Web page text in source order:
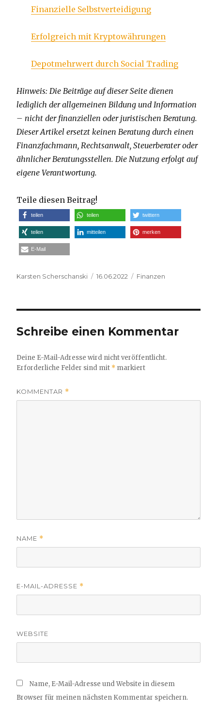
Finanzielle Selbstverteidigung
Erfolgreich mit Kryptowährungen
Depotmehrwert durch Social Trading
Hinweis: Die Beiträge auf dieser Seite dienen
lediglich der allgemeinen Bildung und Information
– nicht der finanziellen oder juristischen Beratung.
Dieser Artikel ersetzt keinen Beratung durch einen
Finanzfachmann, Rechtsanwalt, Steuerberater oder
ähnlicher Beratungsstellen. Die Nutzung erfolgt auf
eigene Verantwortung.
Teile diesen Beitrag!
teilen teilen twittern
teilen mitteilen merken
E-Mail
Autor
Karsten Scherschanski
Veröffentlicht
16.06.2022 Kategorien
Finanzen
Schreibe einen Kommentar
Deine E-Mail-Adresse wird nicht veröffentlicht.
Erforderliche Felder sind mit * markiert
KOMMENTAR *
NAME *
E-MAIL-ADRESSE *
WEBSITE
Name, E-Mail-Adresse und Website in diesem
Browser für meinen nächsten Kommentar speichern.